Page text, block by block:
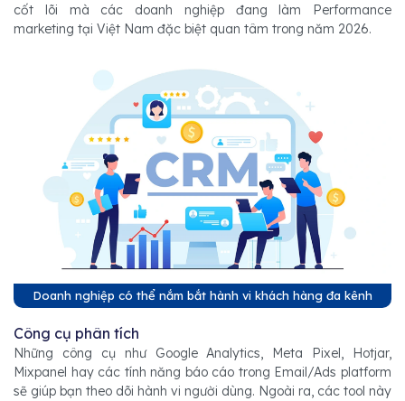
cốt lõi mà các doanh nghiệp đang làm Performance
marketing tại Việt Nam đặc biệt quan tâm trong năm 2026.
Doanh nghiệp có thể nắm bắt hành vi khách hàng đa kênh
Công cụ phân tích
Những công cụ như Google Analytics, Meta Pixel, Hotjar,
Mixpanel hay các tính năng báo cáo trong Email/Ads platform
sẽ giúp bạn theo dõi hành vi người dùng. Ngoài ra, các tool này